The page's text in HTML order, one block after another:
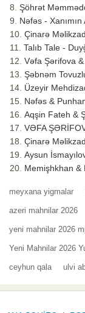
Şöhrət
Nəfəs - Xanımın
Çinarə
Talıb Tale -
Vəfa Şərifova
Şəbnəm
Üzeyir
Nəfəs &
Aqşin Fateh &
VƏFA
Çinarə
Aysun
Memişhkhan &
meyxana yigmalar
azeri mahnilar 2026
yeni mahnilar 2026
Yeni Mahnilar 2026
ceyhun qala ulvi